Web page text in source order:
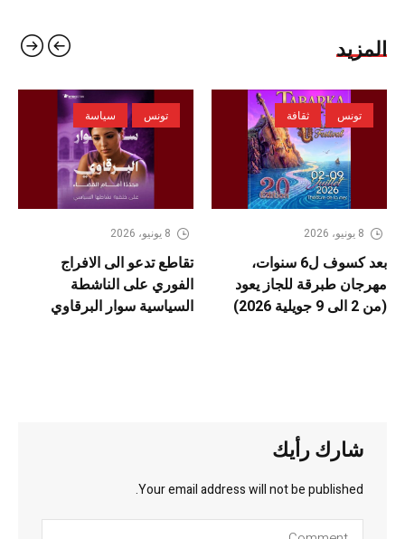
المزيد
تونس ثقافة
8 يونيو، 2026
بعد كسوف ل6 سنوات،
مهرجان طبرقة للجاز يعود
(من 2 الى 9 جويلية 2026)
تونس سياسة
8 يونيو، 2026
تقاطع تدعو الى الافراج
الفوري على الناشطة
السياسية سوار البرقاوي
شارك رأيك
Your email address will not be published.